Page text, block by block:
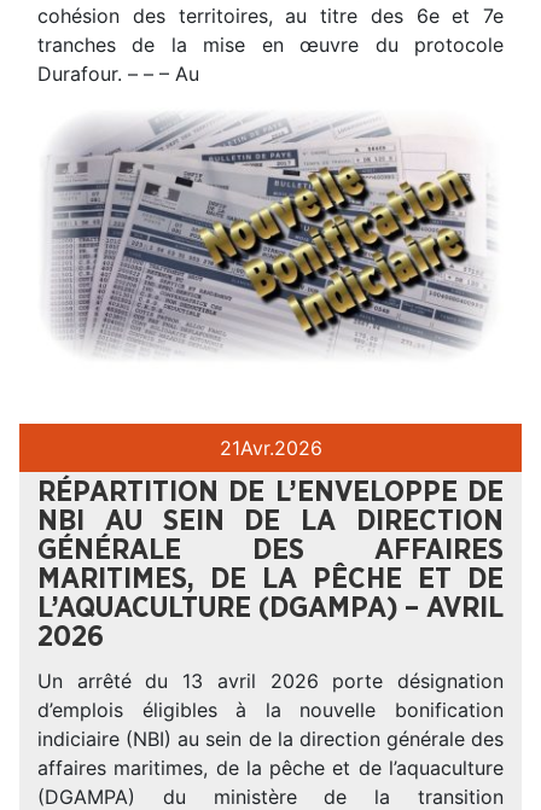
cohésion des territoires, au titre des 6e et 7e
tranches de la mise en œuvre du protocole
Durafour. – – – Au
21Avr.2026
RÉPARTITION DE L’ENVELOPPE DE
NBI AU SEIN DE LA DIRECTION
GÉNÉRALE DES AFFAIRES
MARITIMES, DE LA PÊCHE ET DE
L’AQUACULTURE (DGAMPA) – AVRIL
2026
Un arrêté du 13 avril 2026 porte désignation
d’emplois éligibles à la nouvelle bonification
indiciaire (NBI) au sein de la direction générale des
affaires maritimes, de la pêche et de l’aquaculture
(DGAMPA) du ministère de la transition